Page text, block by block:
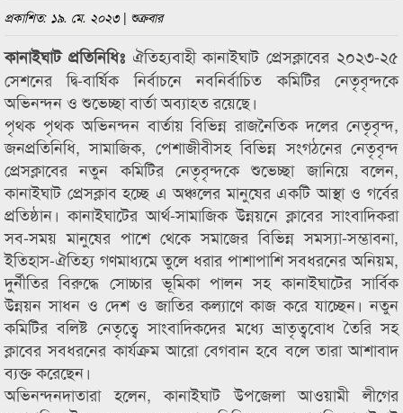
প্রকাশিত: ১৯. মে. ২০২৩ | শুক্রবার
কানাইঘাট প্রতিনিধিঃঐতিহ্যবাহী কানাইঘাট প্রেসক্লাবের ২০২৩-২৫
সেশনের দ্বি-বার্ষিক নির্বাচনে নবনির্বাচিত কমিটির নেতৃবৃন্দকে
অভিনন্দন ও শুভেচ্ছা বার্তা অব্যাহত রয়েছে।
পৃথক পৃথক অভিনন্দন বার্তায় বিভিন্ন রাজনৈতিক দলের নেতৃবৃন্দ,
জনপ্রতিনিধি, সামাজিক, পেশাজীবীসহ বিভিন্ন সংগঠনের নেতৃবৃন্দ
প্রেসক্লাবের নতুন কমিটির নেতৃবৃন্দকে শুভেচ্ছা জানিয়ে বলেন,
কানাইঘাট প্রেসক্লাব হচ্ছে এ অঞ্চলের মানুষের একটি আস্থা ও গর্বের
প্রতিষ্ঠান। কানাইঘাটের আর্থ-সামাজিক উন্নয়নে ক্লাবের সাংবাদিকরা
সব-সময় মানুষের পাশে থেকে সমাজের বিভিন্ন সমস্যা-সম্ভাবনা,
ইতিহাস-ঐতিহ্য গণমাধ্যমে তুলে ধরার পাশাপাশি সবধরনের অনিয়ম,
দুর্নীতির বিরুদ্ধে সোচ্চার ভূমিকা পালন সহ কানাইঘাটের সার্বিক
উন্নয়ন সাধন ও দেশ ও জাতির কল্যাণে কাজ করে যাচ্ছেন। নতুন
কমিটির বলিষ্ট নেতৃত্বে সাংবাদিকদের মধ্যে ভ্রাতৃত্ববোধ তৈরি সহ
ক্লাবের সবধরনের কার্যক্রম আরো বেগবান হবে বলে তারা আশাবাদ
ব্যক্ত করেছেন।
অভিনন্দনদাতারা হলেন, কানাইঘাট উপজেলা আওয়ামী লীগের